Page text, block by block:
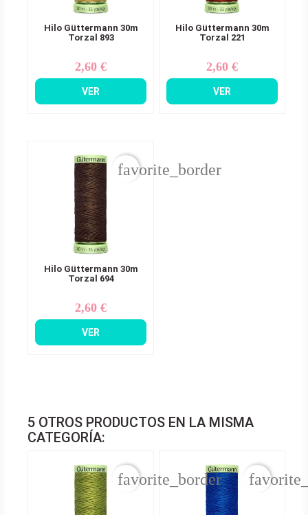
Hilo Güttermann 30m
Torzal 893
Precio
2,60 €
VER
Hilo Güttermann 30m
Torzal 221
Precio
2,60 €
VER
Hilo Güttermann 30m
Torzal 694
Precio
2,60 €
VER
favorite_border
5 OTROS PRODUCTOS EN LA MISMA
CATEGORÍA:
favorite_border